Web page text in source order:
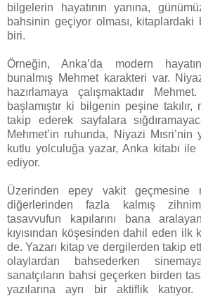
bilgelerin hayatının yanına,
bahsinin geçiyor olması, kitaplardaki
biri.
Örneğin, Anka’da modern
bunalmış Mehmet karakteri var.
hazırlamaya çalışmaktadır
başlamıştır ki bilgenin peşine
takip ederek sayfalara
Mehmet’in ruhunda, Niyazi Mısri’nin
kutlu yolculuğa yazar, Anka kitabı ile
ediyor.
Üzerinden epey vakit geçmesine
diğerlerinden fazla kalmış
tasavvufun kapılarını bana
kıyısından köşesinden dahil eden
de.Yazarı kitap ve dergilerden takip
olaylardan bahsederken
sanatçıların bahsi geçerken birden
yazılarına ayrı bir aktiflik katıyor.